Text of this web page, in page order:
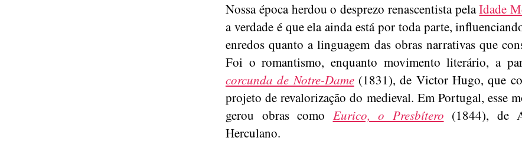
Nossa época herdou o desprezo renascentista pelaIdade
a verdade é que ela ainda está por toda parte,
enredos quanto a linguagem das obras narrativas que
Foi o romantismo, enquanto movimento literário, a
corcunda de Notre-Dame(1831), de Victor Hugo, que
projeto de revalorização do medieval. Em Portugal, esse
gerou obras como Eurico, o Presbítero (1844), de
Herculano.